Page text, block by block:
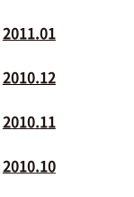
2011.01
2010.12
2010.11
2010.10